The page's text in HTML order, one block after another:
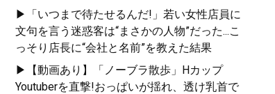
▶「いつまで待たせるんだ!」若い女性店員に
文句を言う迷惑客は“まさかの人物”だった...こ
っそり店長に“会社と名前”を教えた結果
▶【動画あり】「ノーブラ散歩」Hカップ
Youtuberを直撃!おっぱいが揺れ、透け乳首で